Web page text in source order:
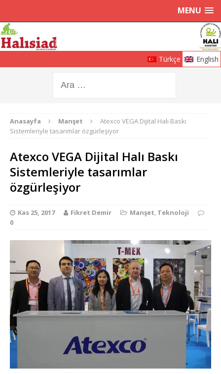
MENU
Türkçe English
Anasayfa Manşet
Atexco VEGA Dijital Halı Baskı
Sistemleriyle tasarımlar özgürleşiyor
Atexco VEGA Dijital Halı Baskı
Sistemleriyle tasarımlar
özgürleşiyor
Kas 25, 2017 Fikret Demir Manşet, Teknoloji
0